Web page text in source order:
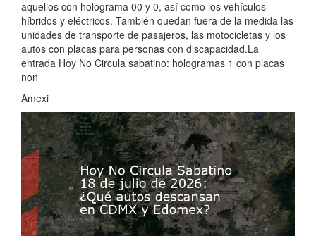
aquellos con holograma 00 y 0, así como los vehículos
híbridos y eléctricos. También quedan fuera de la medida las
unidades de transporte de pasajeros, las motocicletas y los
autos con placas para personas con discapacidad.La
entrada Hoy No Circula sabatino: hologramas 1 con placas
non
Amexi